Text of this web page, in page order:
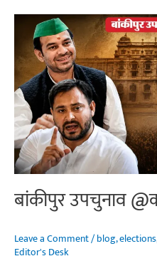
@का
चुनावी
गणित
बांकीपुर उपचुनाव
Leave a Comment/blog,elections
Editor's Desk